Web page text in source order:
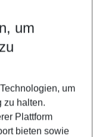
um
um
zu halten.
Plattform
bieten sowie